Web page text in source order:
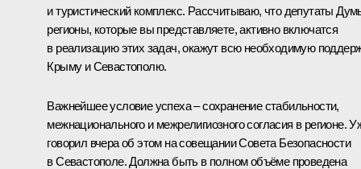
и туристический комплекс. Рассчитываю, что депутаты
регионы, которые вы представляете, активно включатся
в реализацию этих задач, окажут всю необходимую
Крыму и Севастополю.
Важнейшее условие успеха – сохранение стабильности,
межнационального и межрелигиозного согласия в регионе.
говорил вчера об этом на совещании Совета Безопасности
в Севастополе. Должна быть в полном объёме проведена